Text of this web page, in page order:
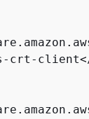
crt-client